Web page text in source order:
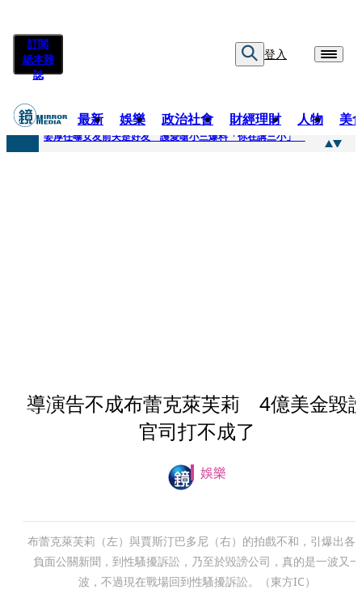
訂閱
紙本雜
誌
登入
最新 娛樂 政治社會 財經理財 人物 美
快訊
姜厚任曝女友前夫是好友 護愛嗆小三爆料「你在講三小」
導演告不成布蕾克萊芙莉 4億美金毀
官司打不成了
娛樂
布蕾克萊芙莉（左）與賈斯汀巴多尼（右）的拍戲不和，引爆出各
負面公關新聞，到性騷擾訴訟，乃至於毀謗公司，真的是一波又一
波，不過現在戰場回到性騷擾訴訟。（東方IC）